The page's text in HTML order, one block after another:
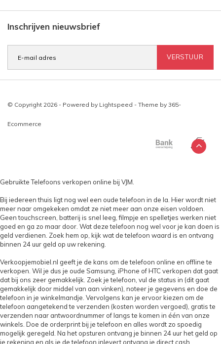
Inschrijven nieuwsbrief
VERSTUUR
© Copyright 2026 - Powered by Lightspeed - Theme by 365-
Ecommerce
Gebruikte Telefoons verkopen online bij VJM.
Bij iedereen thuis ligt nog wel een oude telefoon in de la. Hier wordt niet
meer naar omgekeken omdat ze niet meer aan onze eisen voldoen.
Geen touchscreen, batterij is snel leeg, filmpje en spelletjes werken niet
goed en ga zo maar door. Wat deze telefoon nog wel voor je kan doen is
geld verdienen. Zoek hem op, kijk wat de telefoon waard is en ontvang
binnen 24 uur geld op uw rekening.
Verkoopjemobiel.nl geeft je de kans om de telefoon online en offline te
verkopen. Wil je dus je oude Samsung, iPhone of HTC verkopen dat gaat
dat bij ons zeer gemakkelijk. Zoek je telefoon, vul de status in (dit gaat
gemakkelijk door middel van aan vinken), noteer je gegevens en doe de
telefoon in je winkelmandje. Vervolgens kan je ervoor kiezen om de
telefoon aangetekend te verzenden (kosten worden vergoed), gratis te
verzenden naar antwoordnummer of langs te komen in één van onze
winkels. Doe de orderprint bij je telefoon en alles wordt zo spoedig
mogelijk geregeld. Na het opsturen ontvang je binnen 24 uur het geld op
je rekening en als je de telefoon inlevert ontvang je direct cash.